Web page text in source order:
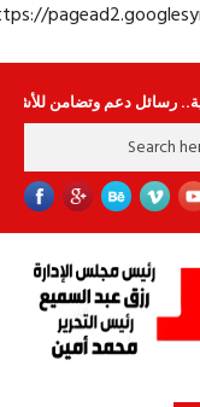
https://
وتضامن للأشقاء جهاز